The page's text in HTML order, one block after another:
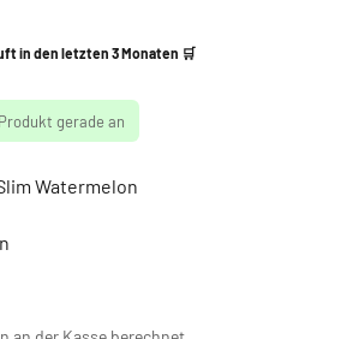
in den letzten 3 Monaten 🛒
gerade an
Watermelon